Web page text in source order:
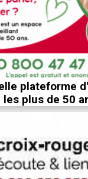
plateforme
les plus de 50